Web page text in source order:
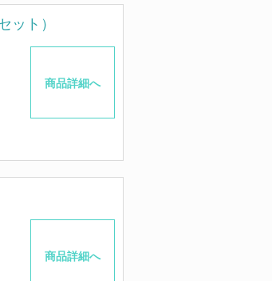
ット）
商品詳細へ
商品詳細へ